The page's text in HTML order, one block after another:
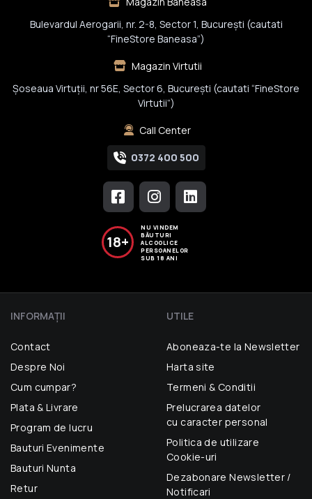
Bulevardul Aerogarii, nr. 2-8, Sector 1, Bucureşti (cautati
“FineStore Baneasa”)
Magazin Virtutii
Șoseaua Virtuții, nr 56E, Sector 6, București (cautati “FineStore
Virtutii”)
Call Center
0372 400 500
18+
NU VINDEM
BĂUTURI
ALCOOLICE
PERSOANELOR
SUB 18 ANI
INFORMAŢII
Contact
Despre Noi
Cum cumpar?
Plata & Livrare
Program de lucru
Bauturi Evenimente
Bauturi Nunta
Retur
UTILE
Aboneaza-te la Newsletter
Harta site
Termeni & Conditii
Prelucrarea datelor
cu caracter personal
Politica de utilizare
Cookie-uri
Dezabonare Newsletter /
Notificari